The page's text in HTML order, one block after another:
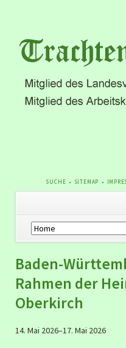
NAVIGATION
SUCHE SITEMAP
Navigation
überspringen
Baden-
Rahmen der
Oberkirch
14. Mai 2026–17. Mai 2026